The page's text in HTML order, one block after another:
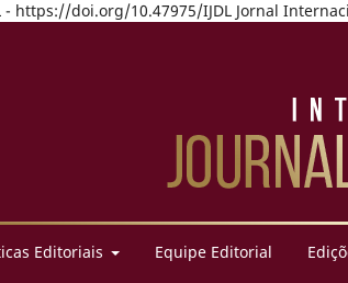
https://doi.org/10.47975/IJDL Jornal
Editoriais Equipe Editorial